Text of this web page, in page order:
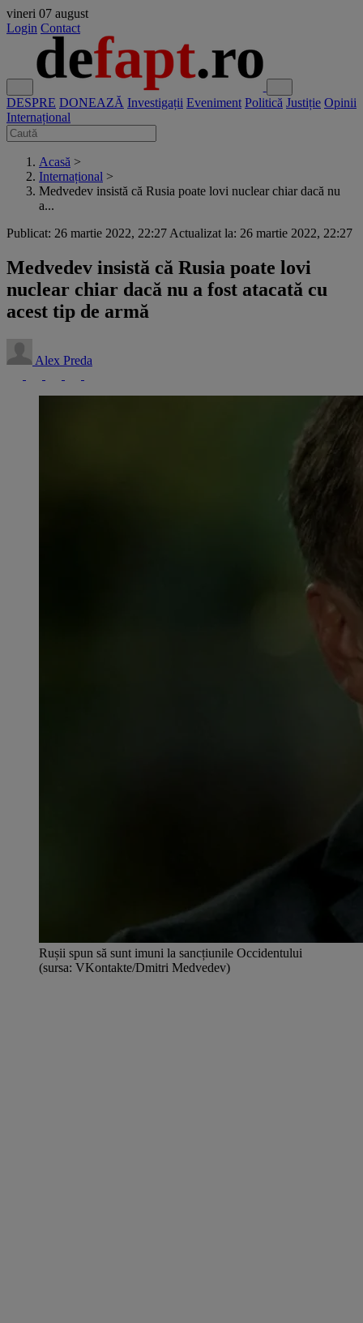
vineri 07 august
Login Contact
DESPRE DONEAZĂ Investigații Eveniment Politică Justiție Opinii
Internațional
Acasă >
Internațional >
Medvedev insistă că Rusia poate lovi nuclear chiar dacă nu
a...
Publicat: 26 martie 2022, 22:27 Actualizat la: 26 martie 2022, 22:27
Medvedev insistă că Rusia poate lovi
nuclear chiar dacă nu a fost atacată cu
acest tip de armă
Alex Preda
Rușii spun să sunt imuni la sancțiunile Occidentului
(sursa: VKontakte/Dmitri Medvedev)